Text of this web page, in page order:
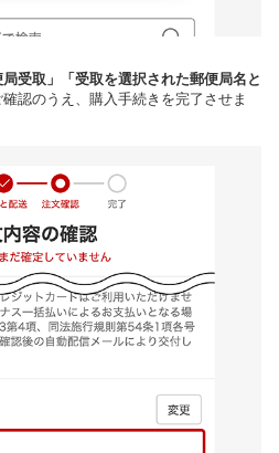
局受取」「受取を選択された郵便局名と
認のうえ、購入手続きを完了させま